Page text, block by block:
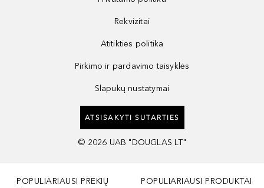
Rekvizitai
Atitikties politika
Pirkimo ir pardavimo taisyklės
Slapukų nustatymai
ATSISAKYTI SUTARTIES
© 2026 UAB "DOUGLAS LT"
POPULIARIAUSI PREKIŲ
POPULIARIAUSI PRODUKTAI